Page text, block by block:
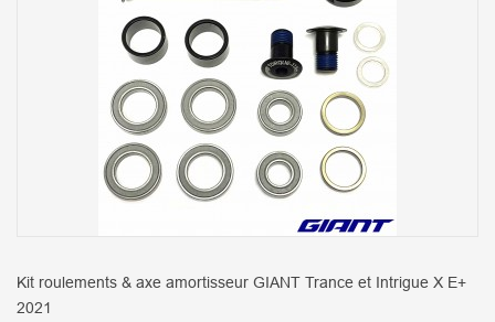
Kit roulements & axe amortisseur GIANT Trance et Intrigue X E+
2021